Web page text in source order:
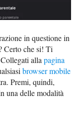
in questione in
Certo che si! Ti
Collegati allapagina
browser mobile
Premi, quindi,
una delle modalità